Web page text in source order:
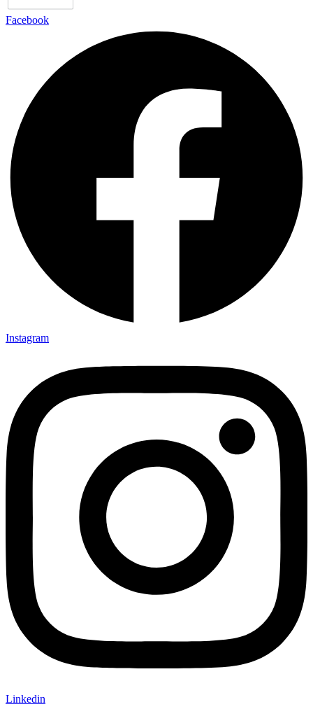
Facebook
Instagram
Linkedin